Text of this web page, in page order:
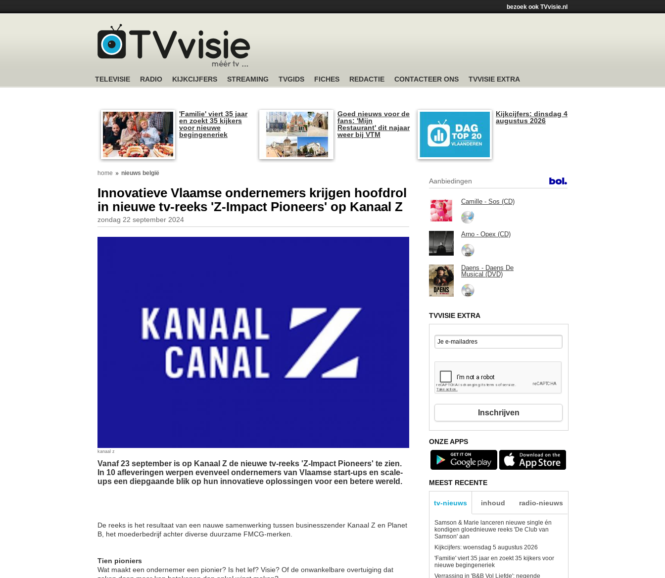
bezoek ook TVvisie.nl
TELEVISIE RADIO KIJKCIJFERS STREAMING TVGIDS FICHES REDACTIE CONTACTEER ONS TVVISIE EXTRA
'Familie' viert 35 jaar
en zoekt 35 kijkers
voor nieuwe
begingeneriek
Goed nieuws voor de
fans: 'Mijn
Restaurant' dit najaar
weer bij VTM
Kijkcijfers: dinsdag 4
augustus 2026
home nieuws belgië
Innovatieve Vlaamse ondernemers krijgen hoofdrol
in nieuwe tv-reeks 'Z-Impact Pioneers' op Kanaal Z
zondag 22 september 2024
kanaal z
Vanaf 23 september is op Kanaal Z de nieuwe tv-reeks 'Z-Impact Pioneers' te zien.
In 10 afleveringen werpen evenveel ondernemers van Vlaamse start-ups en scale-
ups een diepgaande blik op hun innovatieve oplossingen voor een betere wereld.
De reeks is het resultaat van een nauwe samenwerking tussen businesszender Kanaal Z en Planet
B, het moederbedrijf achter diverse duurzame FMCG-merken.
Tien pioniers
Wat maakt een ondernemer een pionier? Is het lef? Visie? Of de onwankelbare overtuiging dat
Aanbiedingen
Camille - Sos (CD)
Arno - Opex (CD)
Daens - Daens De
Musical (DVD)
TVVISIE EXTRA
Inschrijven
ONZE APPS
MEEST RECENTE
tv-nieuws inhoud radio-nieuws
Samson & Marie lanceren nieuwe single én
kondigen gloednieuwe reeks 'De Club van
Samson' aan
Kijkcijfers: woensdag 5 augustus 2026
'Familie' viert 35 jaar en zoekt 35 kijkers voor
nieuwe begingeneriek
Verrassing in 'B&B Vol Liefde': negende